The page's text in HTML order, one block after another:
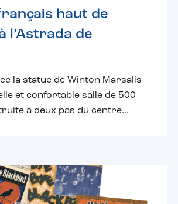
haut de
l’Astrada de
la statue de Winton Marsalis
et confortable salle de 500
à deux pas du centre...